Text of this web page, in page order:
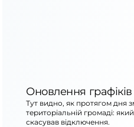
Оновлення
Тут видно, як протягом дня
територіальній громаді:
скасував відключення.